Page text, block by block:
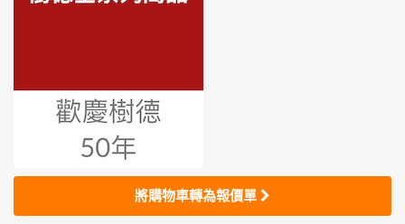
將購物車轉為報價單